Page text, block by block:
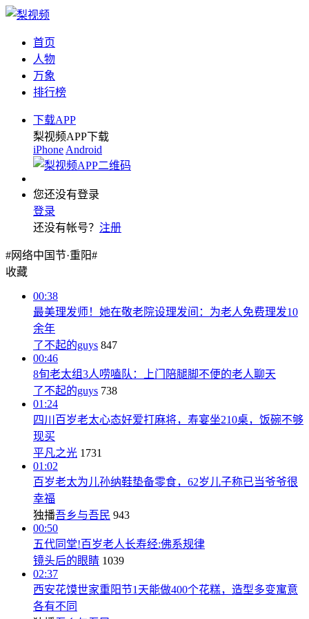
首页
人物
万象
排行榜
下载APP
梨视频APP下载
iPhone Android
您还没有登录
登录
还没有帐号？ 注册
#网络中国节·重阳#
收藏
00:38
最美理发师！她在敬老院设理发间：为老人免费理发10
余年
了不起的guys 847
00:46
8旬老太组3人唠嗑队：上门陪腿脚不便的老人聊天
了不起的guys 738
01:24
四川百岁老太心态好爱打麻将，寿宴坐210桌，饭碗不够
现买
平凡之光 1731
01:02
百岁老太为儿孙纳鞋垫备零食，62岁儿子称已当爷爷很
幸福
独播吾乡与吾民 943
00:50
五代同堂!百岁老人长寿经:佛系规律
镜头后的眼睛 1039
02:37
西安花馍世家重阳节1天能做400个花糕，造型多变寓意
各有不同